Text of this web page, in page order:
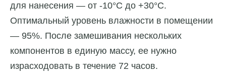
для нанесения — от -10°C до +30°C.
Оптимальный уровень влажности в помещении
— 95%. После замешивания нескольких
компонентов в единую массу, ее нужно
израсходовать в течение 72 часов.